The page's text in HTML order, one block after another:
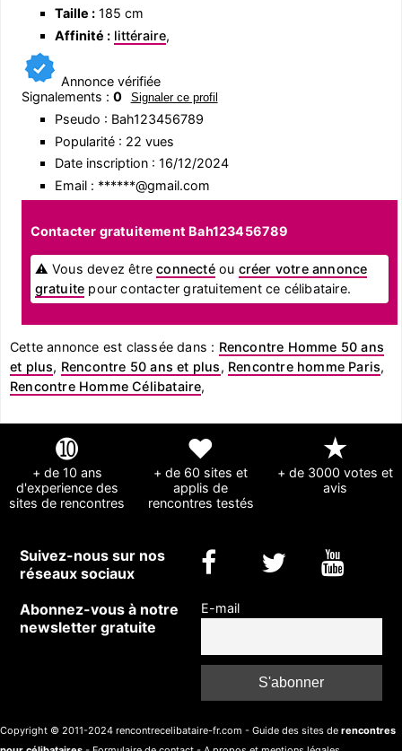
Taille :185 cm
Affinité : littéraire,
Annonce vérifiée
Signalements : 0 Signaler ce profil
Pseudo : Bah123456789
Popularité : 22 vues
Date inscription : 16/12/2024
Email : ******@gmail.com
Contacter gratuitement Bah123456789
⚠ Vous devez êtreconnectéou créer votre annonce
gratuite pour contacter gratuitement ce célibataire.
Cette annonce est classée dans : Rencontre Homme 50 ans
et plus, Rencontre 50 ans et plus, Rencontre homme Paris,
Rencontre Homme Célibataire,
➓
+ de 10 ans
d'experience des
sites de rencontres
❤
+ de 60 sites et
applis de
rencontres testés
★
+ de 3000 votes et
avis
Suivez-nous sur nos
réseaux sociaux
Abonnez-vous à notre
newsletter gratuite
E-mail
Copyright © 2011-2024 rencontrecelibataire-fr.com - Guide des sites de rencontres